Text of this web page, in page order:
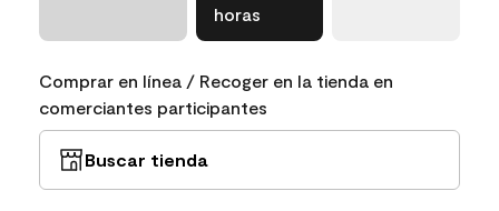
horas
Comprar en línea / Recoger en la tienda en
comerciantes participantes
Buscar tienda